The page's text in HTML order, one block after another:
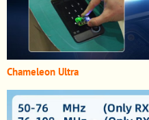
Chameleon Ultra